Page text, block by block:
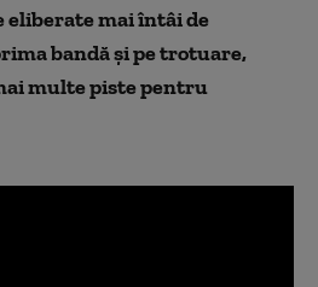
mai întâi de
bandă și pe trotuare,
multe piste pentru